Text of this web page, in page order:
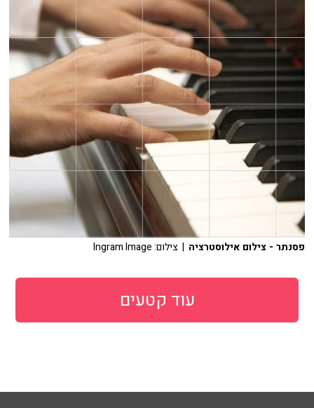
פסנתר - צילום אילוסטרציה | צילום: Ingram Image
עוד קטעים